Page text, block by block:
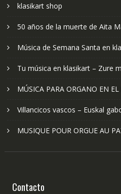
klasikart shop
50 años de la muerte de Aita
Música de Semana Santa en
Tu música en klasikart – Zure
MÚSICA PARA ORGANO EN EL
Villancicos vascos – Euskal
MUSIQUE POUR ORGUE AU
Contacto